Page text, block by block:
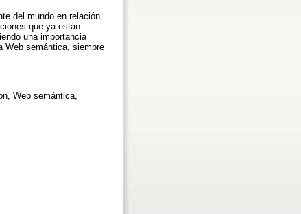
del mundo en relación
que ya están
una importancia
Web semántica, siempre
Web semántica,